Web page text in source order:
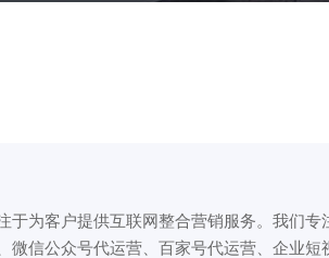
为客户提供互联网整合营销服务。我们专
微信公众号代运营、百家号代运营、企业